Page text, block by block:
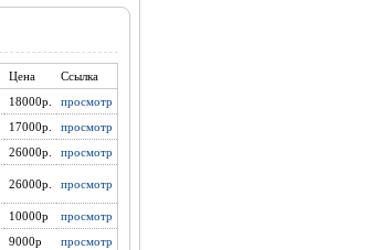
Цена
Ссылка
18000р.
просмотр
17000р.
просмотр
26000р. просмотр
26000р. просмотр
10000р
просмотр
9000р
просмотр